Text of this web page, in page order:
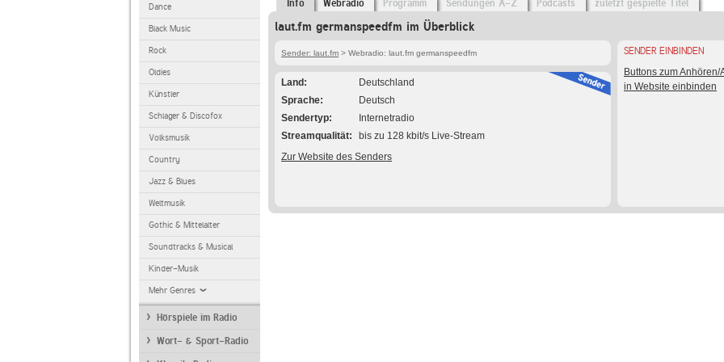
Dance
Black Music
Rock
Oldies
Künstler
Schlager & Discofox
Volksmusik
Country
Jazz & Blues
Weltmusik
Gothic & Mittelalter
Soundtracks & Musical
Kinder-Musik
Mehr Genres
Hörspiele im Radio
Wort- & Sport-Radio
Info Webradio Programm Sendungen A-Z Podcasts zuletzt gespielte Titel
laut.fm germanspeedfm im Überblick
Sender: laut.fm > Webradio: laut.fm germanspeedfm
Land
Deutschland
Sprache
Deutsch
Sendertyp
Internetradio
Streamqualität
bis zu 128 kbit/s Live-Stream
Zur Website des Senders
SENDER EINBINDEN
Buttons zum Anhören/
in Website einbinden